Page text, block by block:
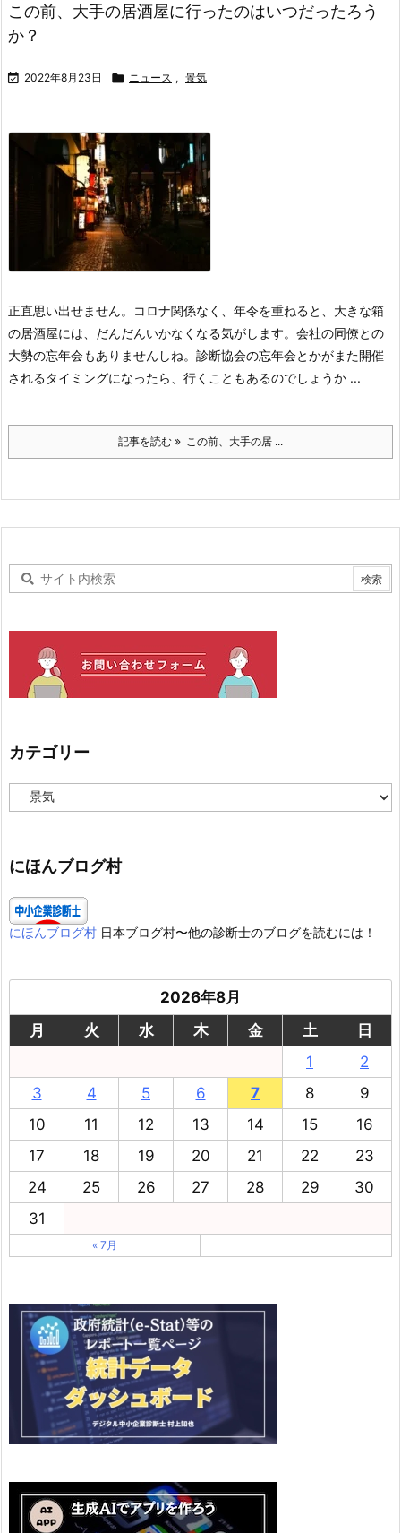
この前、大手の居酒屋に行ったのはいつだったろう
か？
 2022年8月23日  ニュース , 景気
正直思い出せません。コロナ関係なく、年令を重ねると、大きな箱
の居酒屋には、だんだんいかなくなる気がします。会社の同僚との
大勢の忘年会もありませんしね。診断協会の忘年会とかがまた開催
されるタイミングになったら、行くこともあるのでしょうか ...
記事を読む この前、大手の居 ...
カテゴリー
テ
ー
にほんブログ村
にほんブログ村 日本ブログ村〜他の診断士のブログを読むには！
2026年8月
月
火 水 木 金 土
日
1
2
3
4 5 6 7 8
9
10
11 12 13 14 15
16
17
18 19 20 21 22
23
24
25 26 27 28 29
30
31
« 7月